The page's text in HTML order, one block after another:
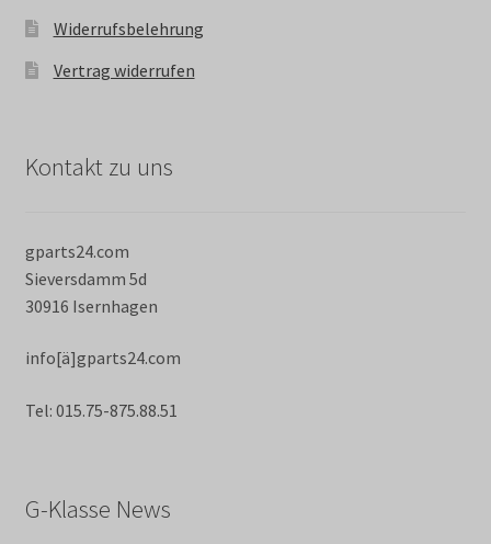
Widerrufsbelehrung
Vertrag widerrufen
Kontakt zu uns
gparts24.com
Sieversdamm 5d
30916 Isernhagen
info[ä]gparts24.com
Tel: 015.75-875.88.51
G-Klasse News